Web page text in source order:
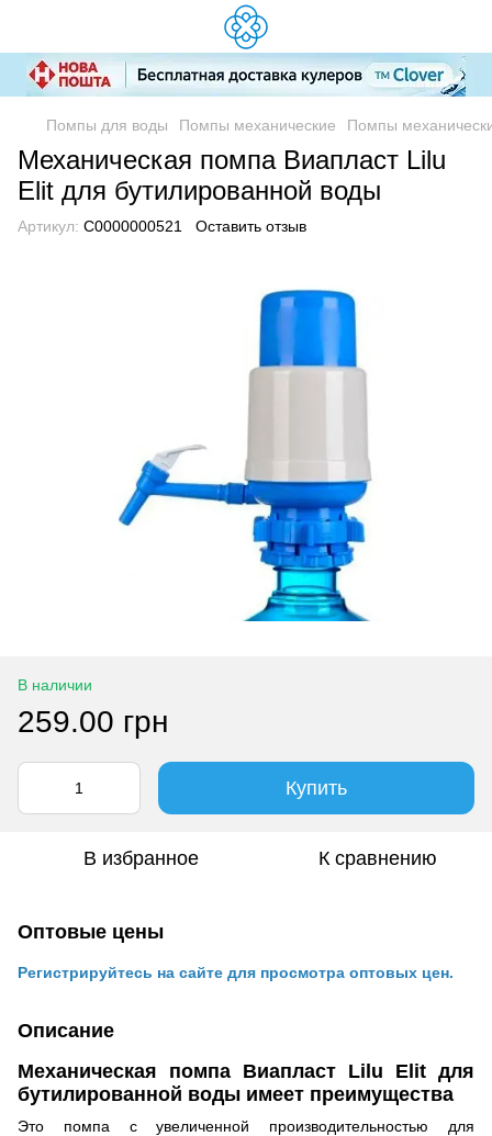
Помпы для воды Помпы механические Помпы
Механическая помпа Виапласт Lilu
Elit для бутилированной воды
Артикул: C0000000521 Оставить отзыв
В наличии
259.00 грн
Купить
В избранное К сравнению
Оптовые цены
Регистрируйтесь на сайте для просмотра оптовых цен.
Описание
Механическая помпа Виапласт Lilu Elit для
бутилированной воды имеет преимущества
Это помпа с увеличенной производительностью для